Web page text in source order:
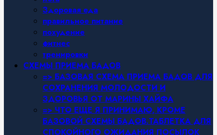
Здоровая еда
правильное питание
похудение
фитнес
тренировки
СХЕМЫ ПРИЕМА БАДОВ
=> БАЗОВАЯ СХЕМА ПРИЕМА БАДОВ ДЛЯ
СОХРАНЕНИЯ МОЛОДОСТИ И
ЗДОРОВЬЯ ОТ МАРИНЫ ХАЙФА
=> ЧТО ЕЩЕ Я ПРИНИМАЮ, КРОМЕ
БАЗОВОЙ СХЕМЫ БАДОВ.ТАБЛЕТКА ДЛЯ
СПОКОЙНОГО ОЖИДАНИЯ ПОСЫЛОК